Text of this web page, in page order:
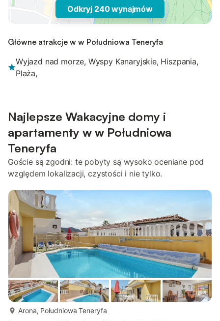
Odkryj 240 wynajmów
Główne atrakcje w w Południowa Teneryfa
Wyjazd nad morze, Wyspy Kanaryjskie, Hiszpania,
Plaża,
Najlepsze Wakacyjne domy i
apartamenty w w Południowa
Teneryfa
Goście są zgodni: te pobyty są wysoko oceniane pod
względem lokalizacji, czystości i nie tylko.
Arona, Południowa Teneryfa